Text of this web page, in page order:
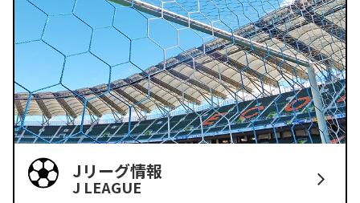
Jリーグ情報
J LEAGUE